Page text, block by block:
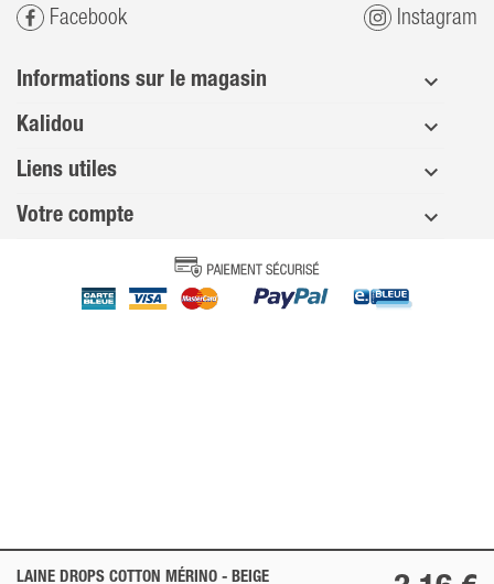
LAINE DROPS COTTON MÉRINO - BEIGE
Facebook Instagram
Informations sur le magasin
Kalidou
Liens utiles
Votre compte